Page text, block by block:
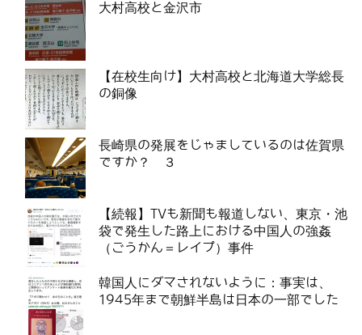
大村高校と金沢市
【在校生向け】大村高校と北海道大学総長
の銅像
長崎県の発展をじゃましているのは佐賀県
ですか？ ３
【続報】TVも新聞も報道しない、東京・池
袋で発生した路上における中国人の強姦
（ごうかん＝レイプ）事件
韓国人にダマされないように：事実は、
1945年まで朝鮮半島は日本の一部でした